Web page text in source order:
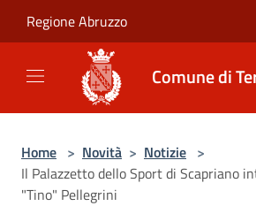
Regione Abruzzo
Comune di
Home > Novità > Notizie >
Il Palazzetto dello Sport di Scapriano
"Tino" Pellegrini